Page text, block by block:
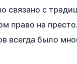
связано с
право на
всегда было